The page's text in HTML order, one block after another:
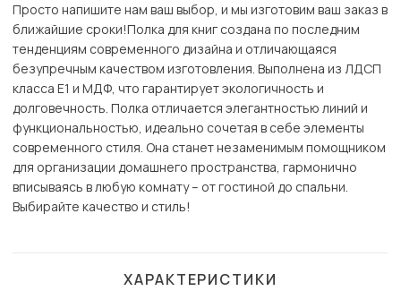
Просто напишите нам ваш выбор, и мы изготовим ваш заказ в
ближайшие сроки!Полка для книг создана по последним
тенденциям современного дизайна и отличающаяся
безупречным качеством изготовления. Выполнена из ЛДСП
класса Е1 и МДФ, что гарантирует экологичность и
долговечность. Полка отличается элегантностью линий и
функциональностью, идеально сочетая в себе элементы
современного стиля. Она станет незаменимым помощником
для организации домашнего пространства, гармонично
вписываясь в любую комнату – от гостиной до спальни.
Выбирайте качество и стиль!
ХАРАКТЕРИСТИКИ